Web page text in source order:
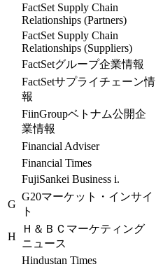
FactSet Supply Chain
Relationships (Partners)
FactSet Supply Chain
Relationships (Suppliers)
FactSetグループ企業情報
FactSetサプライチェーン情
報
FiinGroupベトナム公開企
業情報
Financial Adviser
Financial Times
FujiSankei Business i.
G
G20マーケット・インサイ
ト
H
Ｈ＆ＢＣマーケティング
ニュース
Hindustan Times